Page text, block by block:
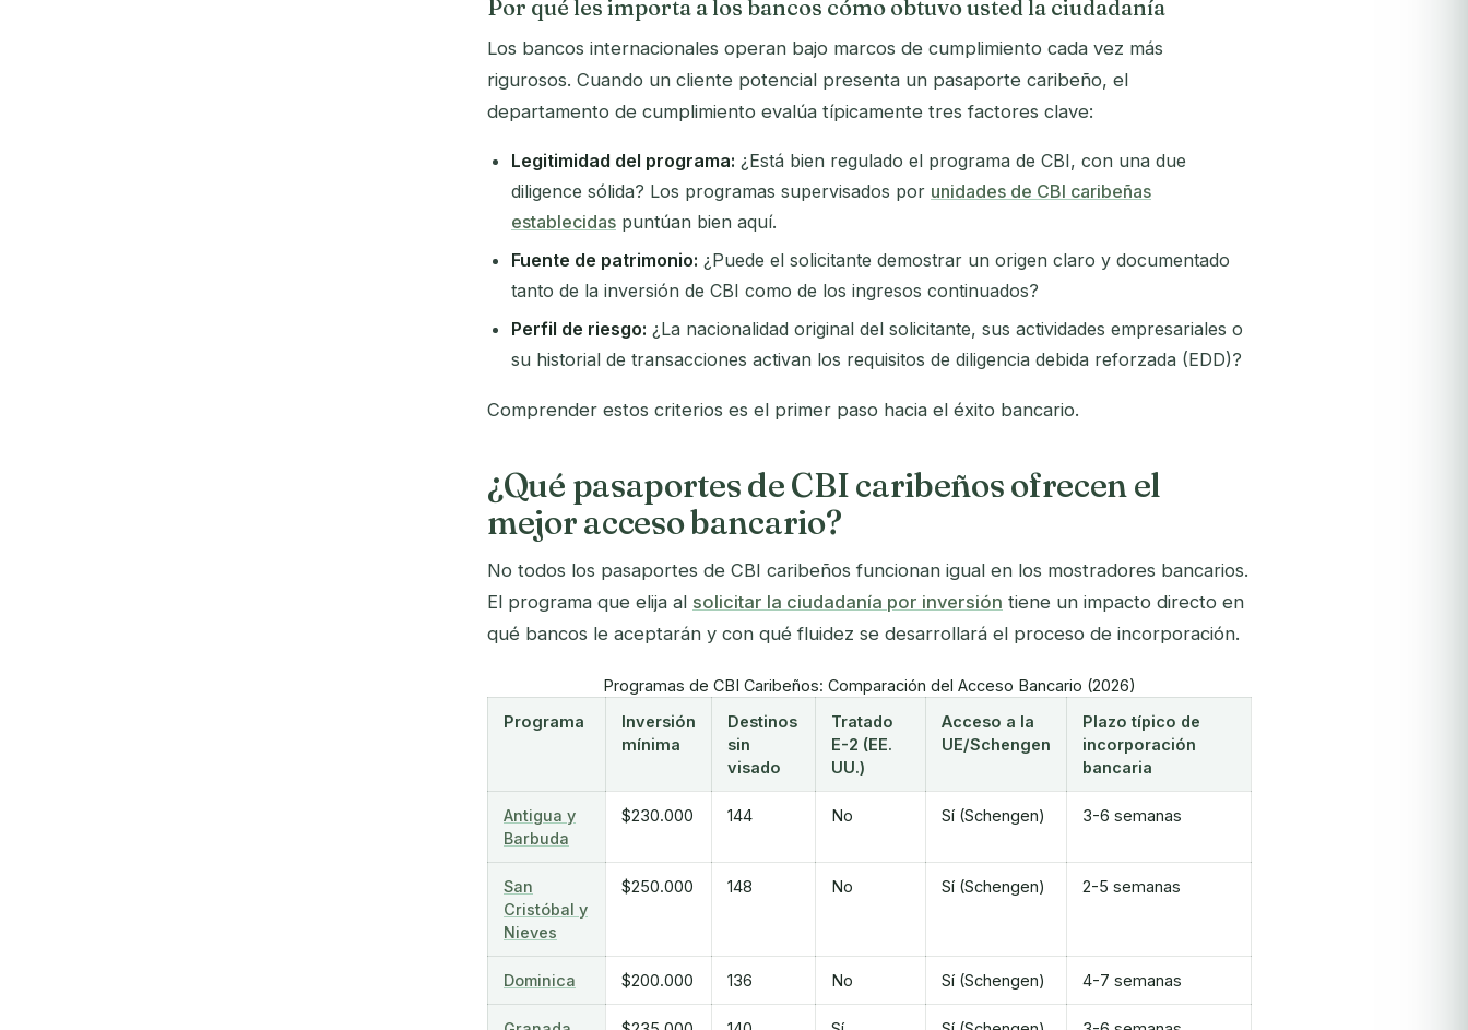
Por qué les importa a los bancos cómo obtuvo usted la ciudadanía
Los bancos internacionales operan bajo marcos de cumplimiento cada vez más
rigurosos. Cuando un cliente potencial presenta un pasaporte caribeño, el
departamento de cumplimiento evalúa típicamente tres factores clave:
Legitimidad del programa: ¿Está bien regulado el programa de CBI, con una due
diligence sólida? Los programas supervisados por unidades de CBI caribeñas
establecidas puntúan bien aquí.
Fuente de patrimonio: ¿Puede el solicitante demostrar un origen claro y documentado
tanto de la inversión de CBI como de los ingresos continuados?
Perfil de riesgo: ¿La nacionalidad original del solicitante, sus actividades empresariales o
su historial de transacciones activan los requisitos de diligencia debida reforzada (EDD)?
Comprender estos criterios es el primer paso hacia el éxito bancario.
¿Qué pasaportes de CBI caribeños ofrecen el
mejor acceso bancario?
No todos los pasaportes de CBI caribeños funcionan igual en los mostradores bancarios.
El programa que elija al solicitar la ciudadanía por inversión tiene un impacto directo en
qué bancos le aceptarán y con qué fluidez se desarrollará el proceso de incorporación.
Programas de CBI Caribeños: Comparación del Acceso Bancario (2026)
Programa
Inversión
mínima
Destinos
sin
visado
Tratado
E-2 (EE.
UU.)
Acceso a la
UE/Schengen
Plazo típico de
incorporación
bancaria
Antigua y
Barbuda
$230.000 144 No Sí (Schengen) 3-6 semanas
San
Cristóbal y
Nieves
$250.000 148 No Sí (Schengen) 2-5 semanas
Dominica $200.000 136 No Sí (Schengen) 4-7 semanas